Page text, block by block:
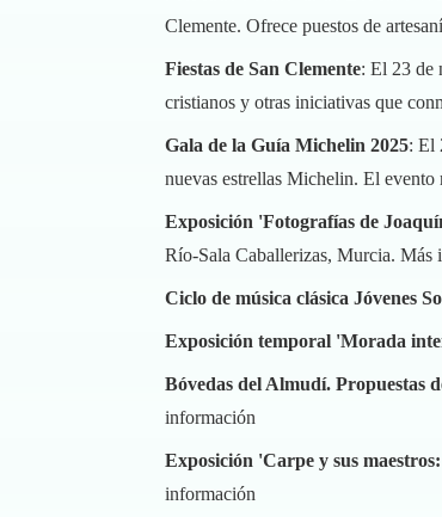
Clemente. Ofrece puestos de
Fiestas de San Clemente: El 23 de
cristianos y otras iniciativas que
Gala de la Guía Michelin 2025: El
nuevas estrellas Michelin. El evento
Exposición 'Fotografías de
Río-Sala Caballerizas, Murcia. Más
Ciclo de música clásica Jóvenes
Exposición temporal 'Morada
Bóvedas del Almudí. Propuestas
información
Exposición 'Carpe y sus
información